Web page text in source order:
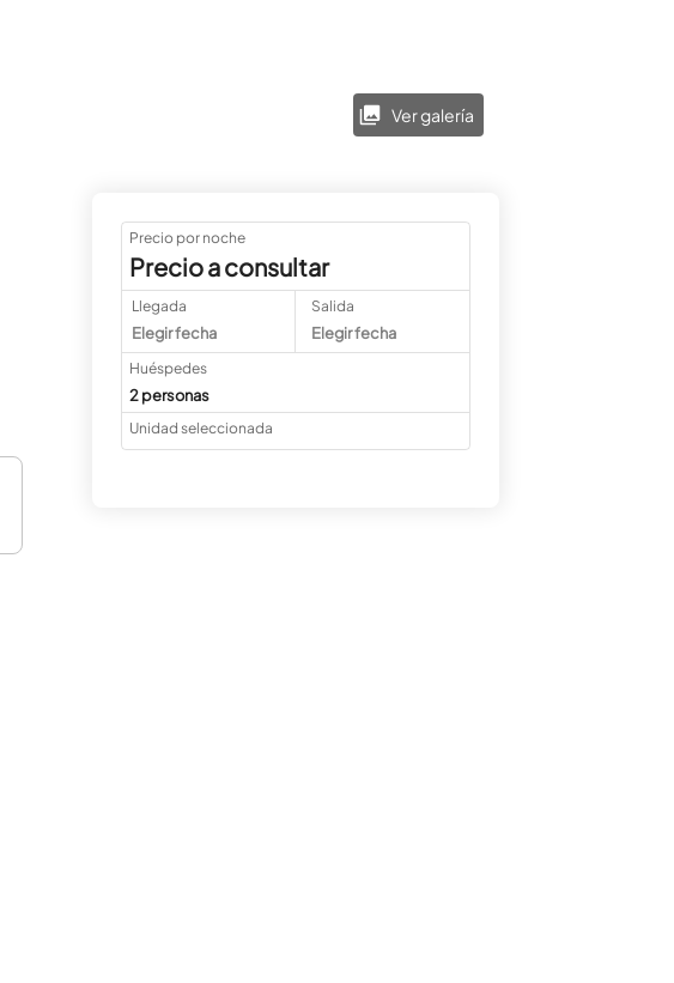
Ver galería
Precio por noche
Precio a consultar
Llegada
Elegir fecha
Salida
Elegir fecha
Huéspedes
2 personas
Unidad seleccionada